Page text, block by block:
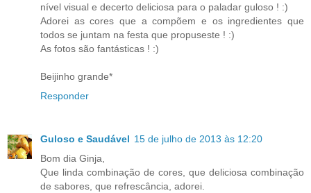
nível visual e decerto deliciosa para o paladar guloso ! :)
Adorei as cores que a compõem e os ingredientes que
todos se juntam na festa que propuseste ! :)
As fotos são fantásticas ! :)
Beijinho grande*
Responder
Guloso e Saudável 15 de julho de 2013 às 12:20
Bom dia Ginja,
Que linda combinação de cores, que deliciosa combinação
de sabores, que refrescância, adorei.